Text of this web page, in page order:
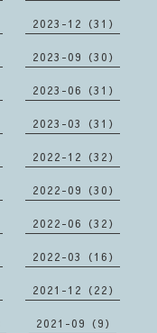
2023-12（31）
2023-09（30）
2023-06（31）
2023-03（31）
2022-12（32）
2022-09（30）
2022-06（32）
2022-03（16）
2021-12（22）
2021-09（9）